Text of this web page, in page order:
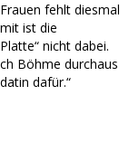
fehlt diesmal
ist die
nicht dabei.
Böhme durchaus
dafür.“